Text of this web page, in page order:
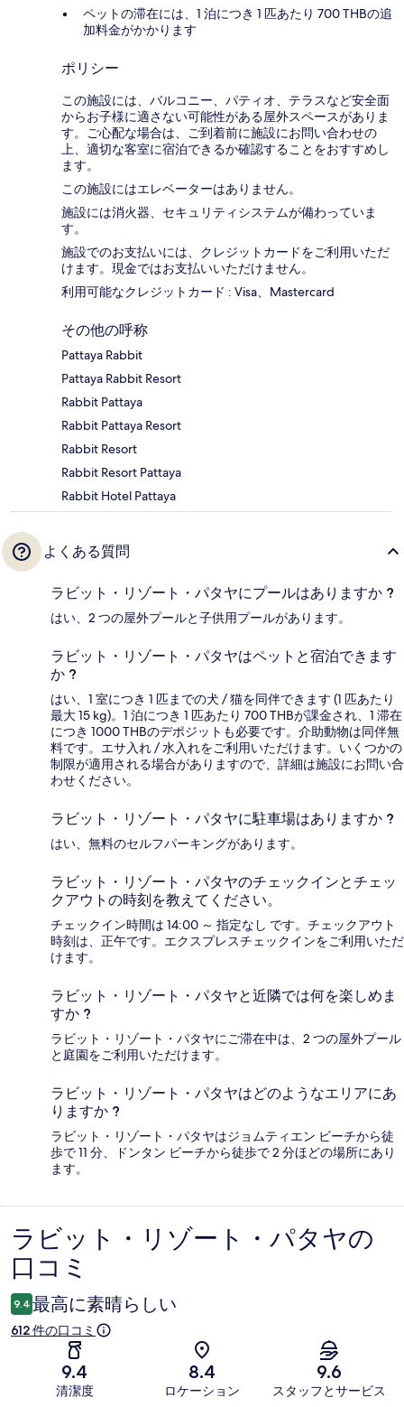
ペットの滞在には、1 泊につき 1 匹あたり 700 THBの追
加料金がかかります
ポリシー
この施設には、バルコニー、パティオ、テラスなど安全面
からお子様に適さない可能性がある屋外スペースがありま
す。ご心配な場合は、ご到着前に施設にお問い合わせの
上、適切な客室に宿泊できるか確認することをおすすめし
ます。
この施設にはエレベーターはありません。
施設には消火器、セキュリティシステムが備わっていま
す。
施設でのお支払いには、クレジットカードをご利用いただ
けます。現金ではお支払いいただけません。
利用可能なクレジットカード : Visa、Mastercard
その他の呼称
Pattaya Rabbit
Pattaya Rabbit Resort
Rabbit Pattaya
Rabbit Pattaya Resort
Rabbit Resort
Rabbit Resort Pattaya
Rabbit Hotel Pattaya
よくある質問
ラビット・リゾート・パタヤにプールはありますか ?
はい、2 つの屋外プールと子供用プールがあります。
ラビット・リゾート・パタヤはペットと宿泊できます
か ?
はい、1 室につき 1 匹までの犬 / 猫を同伴できます (1 匹あたり
最大 15 kg)。1 泊につき 1 匹あたり 700 THBが課金され、1 滞在
につき 1000 THBのデポジットも必要です。介助動物は同伴無
料です。エサ入れ / 水入れをご利用いただけます。いくつかの
制限が適用される場合がありますので、詳細は施設にお問い合
わせください。
ラビット・リゾート・パタヤに駐車場はありますか ?
はい、無料のセルフパーキングがあります。
ラビット・リゾート・パタヤのチェックインとチェッ
クアウトの時刻を教えてください。
チェックイン時間は 14:00 ～ 指定なし です。チェックアウト
時刻は、正午です。エクスプレスチェックインをご利用いただ
けます。
ラビット・リゾート・パタヤと近隣では何を楽しめま
すか ?
ラビット・リゾート・パタヤにご滞在中は、2 つの屋外プール
と庭園をご利用いただけます。
ラビット・リゾート・パタヤはどのようなエリアにあ
りますか ?
ラビット・リゾート・パタヤはジョムティエン ビーチから徒
歩で 11 分、ドンタン ビーチから徒歩で 2 分ほどの場所にあり
ます。
口
コ
ミ
ラビット・リゾート・パタヤの
口コミ
9.4 最高に素晴らしい
612 件の口コミ
9.4
清潔度
8.4
ロケーション
9.6
スタッフとサービス